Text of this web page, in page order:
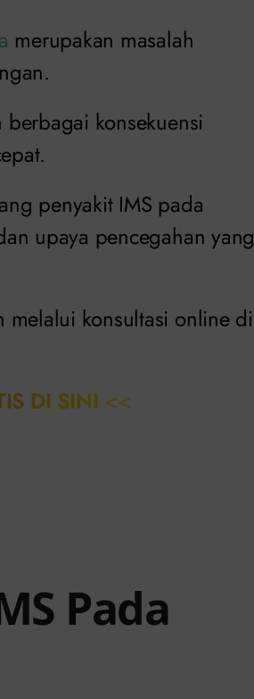
merupakan masalah
konsekuensi
penyakit IMS pada
upaya pencegahan yang
konsultasi online di
DI SINI <<
Pada